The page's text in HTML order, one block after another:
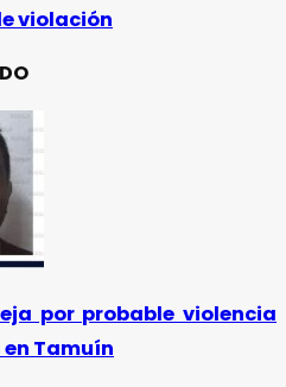
violación
por probable violencia
Tamuín